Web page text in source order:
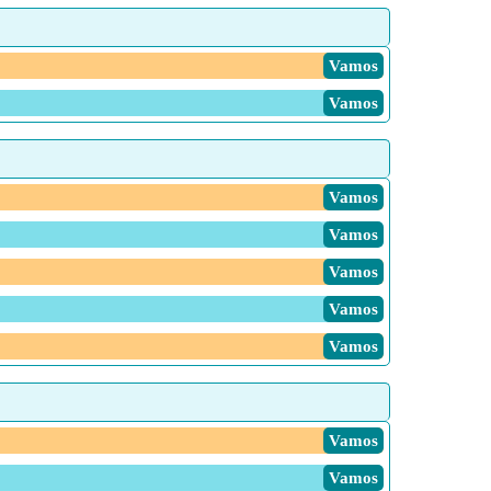
Vamos
Vamos
Vamos
Vamos
Vamos
Vamos
Vamos
Vamos
Vamos